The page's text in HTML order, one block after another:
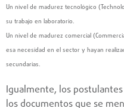
Un nivel de madurez tecnológico
su trabajo en laboratorio.
Un nivel de madurez comercial
esa necesidad en el sector y hayan
secundarias.
Igualmente, los
los documentos que se